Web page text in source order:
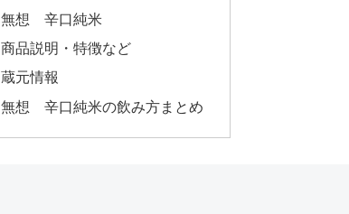
無想 辛口純米
商品説明・特徴など
蔵元情報
無想 辛口純米の飲み方まとめ